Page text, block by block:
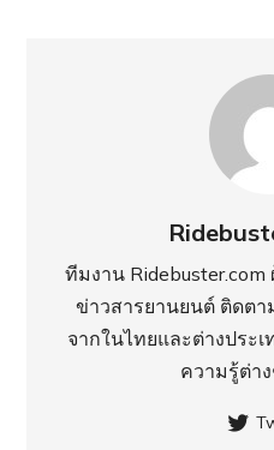
ทีมงาน
ข่าวสารยานยนต์ ติดต
จากในไทยและต่างประ
ความรู้ต่า